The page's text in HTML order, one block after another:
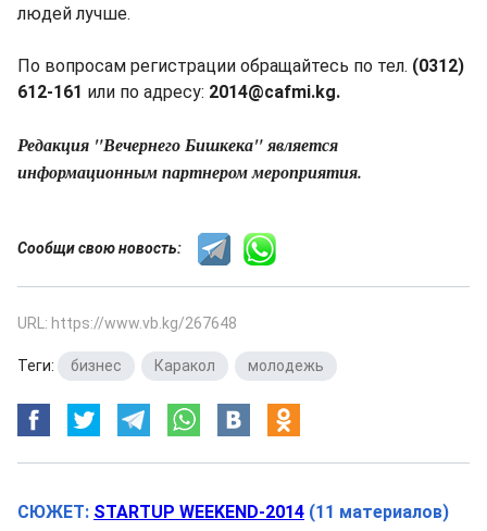
людей лучше.
По вопросам регистрации обращайтесь по тел. (0312)
612-161 или по адресу: 2014@cafmi.kg.
Редакция "Вечернего Бишкека" является
информационным партнером мероприятия.
Сообщи свою новость:
URL: https://www.vb.kg/267648
Теги: бизнес Каракол молодежь
СЮЖЕТ: STARTUP WEEKEND-2014 (11 материалов)